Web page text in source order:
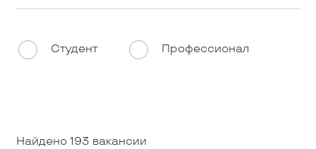
Студент Профессионал
Найдено 193 вакансии